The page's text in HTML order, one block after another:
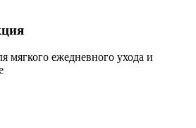
мягкого ежедневного ухода и